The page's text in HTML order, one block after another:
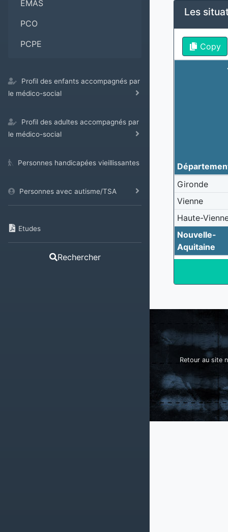
EMAS
PCO
PCPE
Profil des enfants accompagnés par
le médico-social
Profil des adultes accompagnés par
le médico-social
Personnes handicapées vieillissantes
Personnes avec autisme/TSA
Etudes
Rechercher
Les
Copy
Gironde
Vienne
Haute-
Nouvelle-
Aquitaine
Retour au site